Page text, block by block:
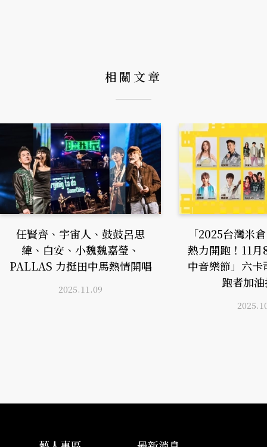
相關文章
任賢齊、宇宙人、鼓鼓呂思
緯、白安、小魏魏嘉瑩、
PALLAS 力挺田中馬熱情開唱
2025.11.09
「2025台灣米
熱力開跑！11
中音樂節」六
跑者加